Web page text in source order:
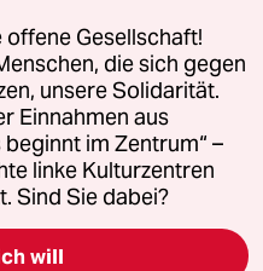
GmbH
Fragen oder für Genehmigungen
Kommune-Richtlinien
Impressum AGB
(Ads)
Gesellschaft!
die sich gegen
unsere Solidarität.
Einnahmen aus
im Zentrum“ –
linke Kulturzentren
Sind Sie dabei?
will